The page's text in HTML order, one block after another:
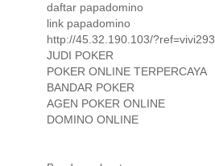
daftar papadomino
link papadomino
http://45.32.190.103/?ref=vivi293
JUDI POKER
POKER ONLINE TERPERCAYA
BANDAR POKER
AGEN POKER ONLINE
DOMINO ONLINE